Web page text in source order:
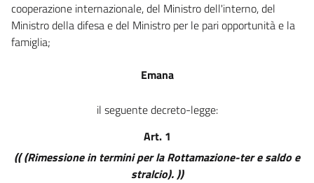
12
12 bis
Capo III
Rafforzamento della disciplina in materia di salute e sicurezza nei
13
cooperazione internazionale, del Ministro dell'interno, del
Ministro della difesa e del Ministro per le pari opportunità e la
famiglia;
Emana
il seguente decreto-legge:
Art. 1
(( (Rimessione in termini per la Rottamazione-ter e saldo e
stralcio). ))